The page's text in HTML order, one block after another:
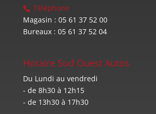
Téléphone
Magasin : 05 61 37 52 00
Bureaux : 05 61 37 52 04
Horaire Sud Ouest Autos
Du Lundi au vendredi
- de 8h30 à 12h15
- de 13h30 à 17h30